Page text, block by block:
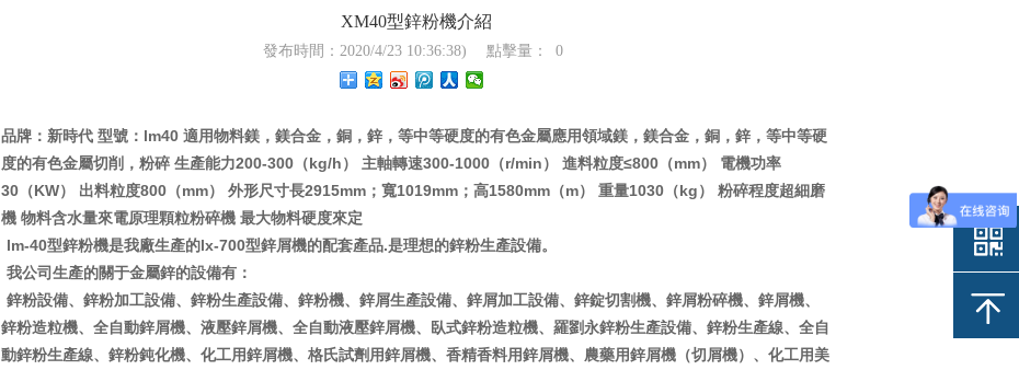
XM40型鋅粉機介紹
發布時間：2020/4/23 10:36:38) 點擊量： 0
品牌：新時代 型號：lm40 適用物料鎂，鎂合金，銅，鋅，等中等硬度的有色金屬應用領域鎂，鎂合金，銅，鋅，等中等硬
度的有色金屬切削，粉碎 生產能力200-300（kg/h） 主軸轉速300-1000（r/min） 進料粒度≤800（mm） 電機功率
30（KW） 出料粒度800（mm） 外形尺寸長2915mm；寬1019mm；高1580mm（m） 重量1030（kg） 粉碎程度超細磨
機 物料含水量來電原理顆粒粉碎機 最大物料硬度來定
lm-40型鋅粉機是我廠生產的lx-700型鋅屑機的配套產品.是理想的鋅粉生產設備。
我公司生產的關于金屬鋅的設備有：
鋅粉設備、鋅粉加工設備、鋅粉生產設備、鋅粉機、鋅屑生產設備、鋅屑加工設備、鋅錠切割機、鋅屑粉碎機、鋅屑機、
鋅粉造粒機、全自動鋅屑機、液壓鋅屑機、全自動液壓鋅屑機、臥式鋅粉造粒機、羅劉永鋅粉生產設備、鋅粉生產線、全自
動鋅粉生產線、鋅粉鈍化機、化工用鋅屑機、格氏試劑用鋅屑機、香精香料用鋅屑機、農藥用鋅屑機（切屑機）、化工用美